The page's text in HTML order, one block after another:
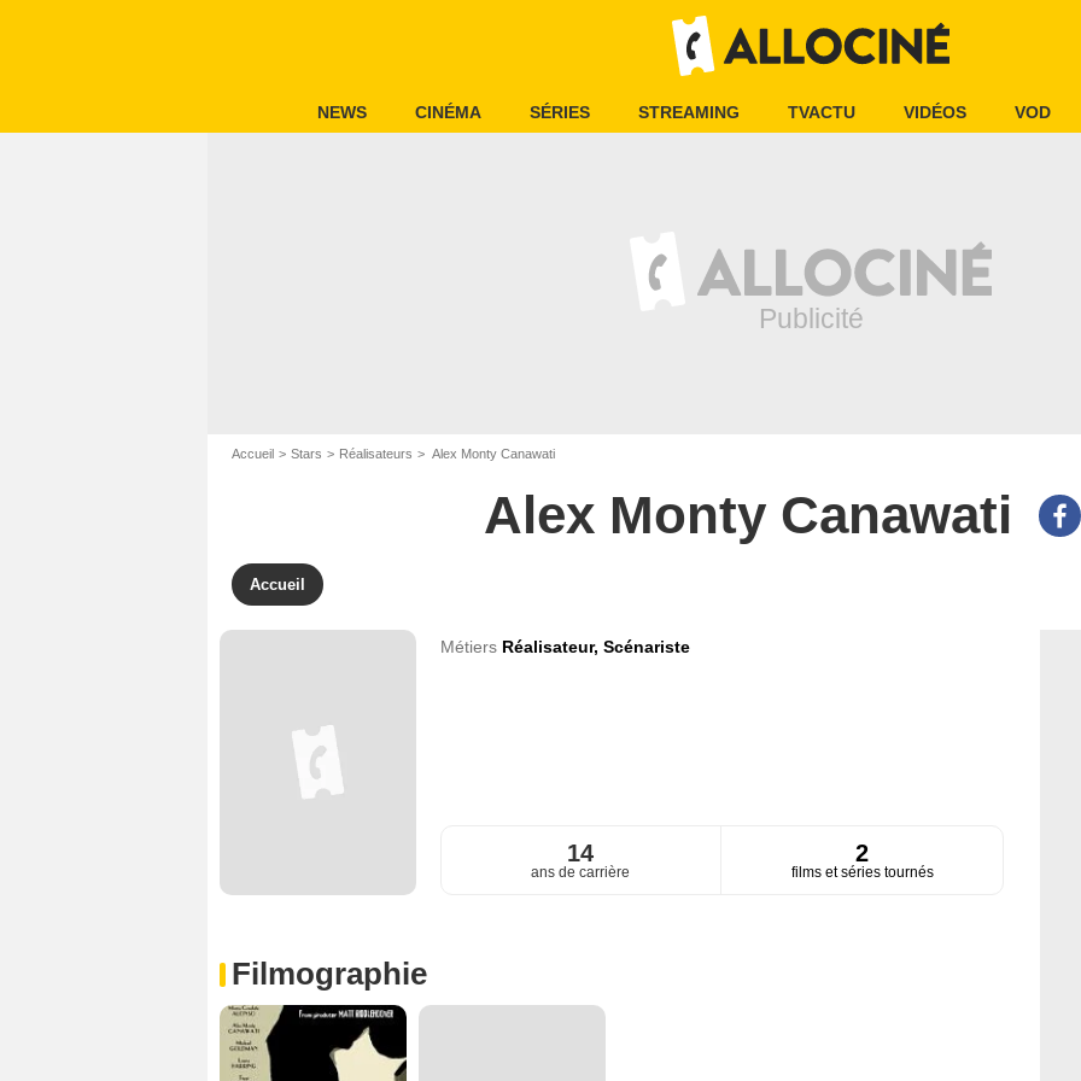
NEWS CINÉMA SÉRIES STREAMING TVACTU VIDÉOS VOD
Accueil Stars Réalisateurs Alex Monty Canawati
Alex Monty Canawati
Accueil
Métiers Réalisateur, Scénariste
14
ans de carrière
2
films et séries tournés
Filmographie